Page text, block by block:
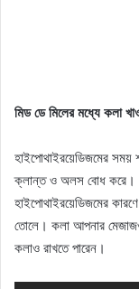
মিড ডে মিলের মধ্যে কলা
হাইপোথাইরয়েডিজমের সময়
ক্লান্ত ও অলস বোধ করে।
হাইপোথাইরয়েডিজমের
তোলে। কলা আপনার
কলাও রাখতে পারেন।